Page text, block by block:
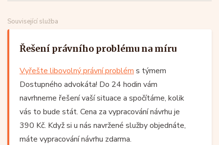
Související služba
Řešení právního problému na míru
Vyřešte libovolný právní problém s týmem
Dostupného advokáta! Do 24 hodin vám
navrhneme řešení vaší situace a spočítáme, kolik
vás to bude stát. Cena za vypracování návrhu je
390 Kč. Když si u nás navržené služby objednáte,
máte vypracování návrhu zdarma.